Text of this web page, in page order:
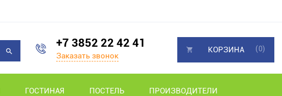
+7 3852 22 42 41
Заказать звонок
ГОСТИНАЯ ПОСТЕЛЬ ПРОИЗВОДИТЕЛИ
КОРЗИНА (0)